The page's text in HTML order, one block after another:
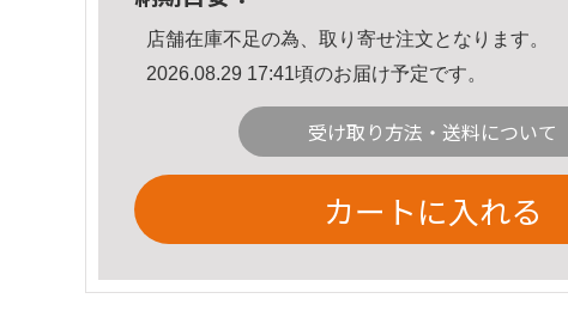
店舗在庫不足の為、取り寄せ注文となります。
2026.08.29 17:41頃のお届け予定です。
受け取り方法・送料について
カートに入れる